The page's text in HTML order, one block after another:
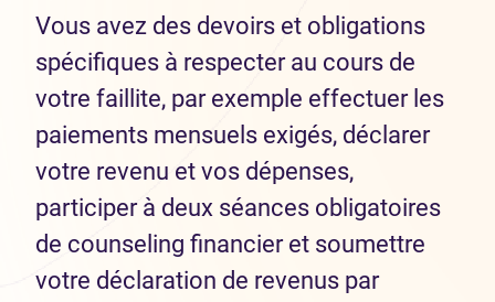
Vous avez des devoirs et obligations
spécifiques à respecter au cours de
votre faillite, par exemple effectuer les
paiements mensuels exigés, déclarer
votre revenu et vos dépenses,
participer à deux séances obligatoires
de counseling financier et soumettre
votre déclaration de revenus par